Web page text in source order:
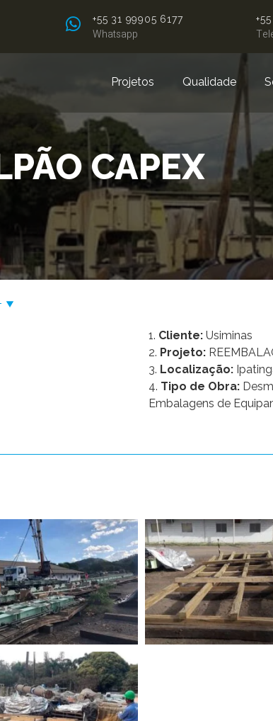
+55 31 99905 6177
Whatsapp
Projetos Qualidade
CAPEX
1. Cliente: Usiminas
2. Projeto:
3. Localização:
4. Tipo de Obra:
Embalagens de